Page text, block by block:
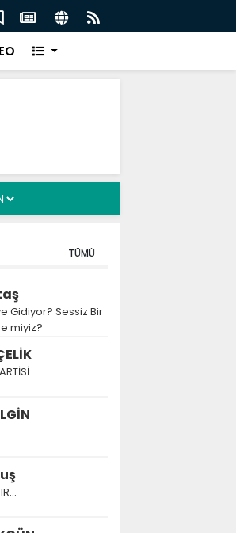
Teklifi Görüşmeleri
TÜMÜ
Gidiyor? Sessiz Bir
miyiz?